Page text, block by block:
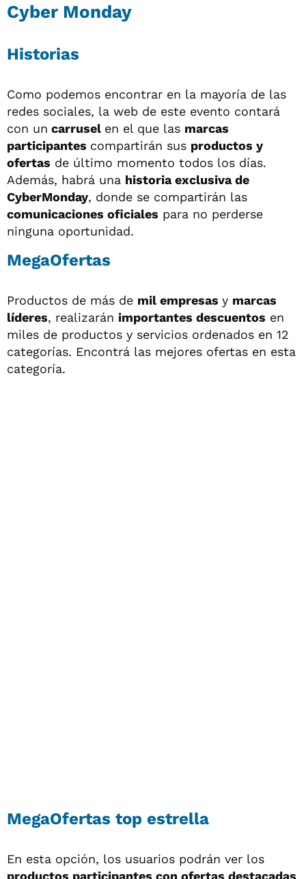
Cyber Monday
Historias
Como podemos encontrar en la mayoría de las
redes sociales, la web de este evento contará
con un carrusel en el que las marcas
participantes compartirán sus productos y
ofertas de último momento todos los días.
Además, habrá una historia exclusiva de
CyberMonday, donde se compartirán las
comunicaciones oficiales para no perderse
ninguna oportunidad.
MegaOfertas
Productos de más de mil empresas y marcas
líderes, realizarán importantes descuentos en
miles de productos y servicios ordenados en 12
categorías. Encontrá las mejores ofertas en esta
categoría.
MegaOfertas top estrella
En esta opción, los usuarios podrán ver los
productos participantes con ofertas destacadas